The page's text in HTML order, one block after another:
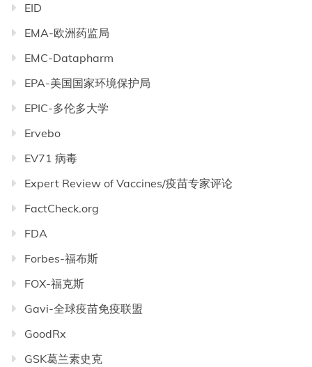
EID
EMA-欧洲药监局
EMC-Datapharm
EPA-美国国家环境保护局
EPIC-多伦多大学
Ervebo
EV71 病毒
Expert Review of Vaccines/疫苗专家评论
FactCheck.org
FDA
Forbes-福布斯
FOX-福克斯
Gavi-全球疫苗免疫联盟
GoodRx
GSK葛兰素史克